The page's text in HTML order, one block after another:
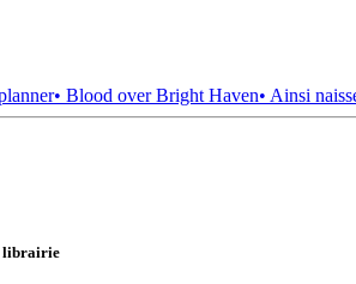
• Blood over Bright Haven• Ainsi
librairie